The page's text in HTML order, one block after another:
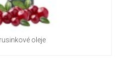
oleje